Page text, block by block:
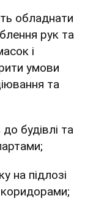
обладнати
рук та
і
умови
та
будівлі та
на підлозі
коридорами;